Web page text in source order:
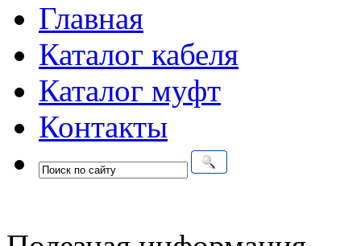
Главная
Каталог кабеля
Каталог муфт
Контакты